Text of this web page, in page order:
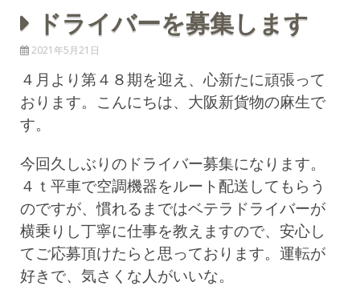
ドライバーを募集します
2021年5月21日
４月より第４８期を迎え、心新たに頑張って
おります。こんにちは、大阪新貨物の麻生で
す。
今回久しぶりのドライバー募集になります。
４ｔ平車で空調機器をルート配送してもらう
のですが、慣れるまではベテラドライバーが
横乗りし丁寧に仕事を教えますので、安心し
てご応募頂けたらと思っております。運転が
好きで、気さくな人がいいな。